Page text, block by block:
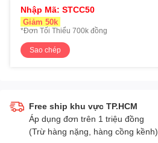
Nhập Mã: STCC50
Giảm 50k
*Đơn Tối Thiểu 700k đồng
Sao chép
Free ship khu vực TP.HCM
Áp dụng đơn trên 1 triệu đồng
(Trừ hàng nặng, hàng cồng kềnh)